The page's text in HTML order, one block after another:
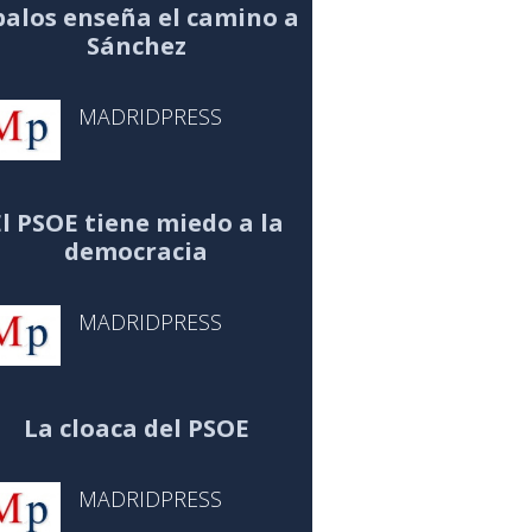
enseña el camino a
Sánchez
MADRIDPRESS
PSOE tiene miedo a la
democracia
MADRIDPRESS
La cloaca del PSOE
MADRIDPRESS